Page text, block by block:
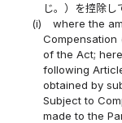
じ。）を控除し
(i)
where the
Compensation
of the Act;
following
obtained by
Subject to
made to the